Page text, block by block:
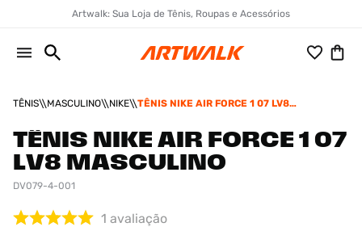
Artwalk: Sua Loja de Tênis, Roupas e Acessórios
TÊNIS MASCULINO NIKE
TÊNIS NIKE AIR FORCE 1 07 LV8
TÊNIS NIKE AIR FORCE 1 07
LV8 MASCULINO
DV079-4-001
1 avaliação